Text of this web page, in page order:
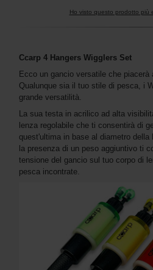
Ho visto questo prodotto più
Ccarp 4 Hangers Wigglers Set
Ecco un gancio versatile che piacerà
Qualunque sia il tuo stile di pesca, i
grande versatilità.
La sua testa in acrilico ad alta
lenza regolabile che ti consentirà di
quest'ultima in base al diametro
la presenza di un peso aggiuntivo ti
tensione del gancio sul tuo corpo di
pesca incontrate.